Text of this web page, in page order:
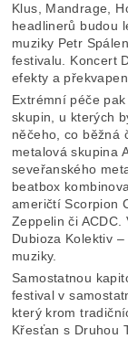
Klus, Mandrage,
headlinerů budou
muziky Petr
festivalu. Koncert
efekty a
Extrémní péče
skupin, u kterých
něčeho, co běžná
metalová skupina
seveřanského
beatbox
američtí Scorpion
Zeppelin či
Dubioza Kolektiv
muziky.
Samostatnou
festival v
který krom
Křesťan s Druhou